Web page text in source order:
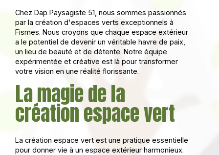
Chez Dap Paysagiste 51, nous sommes passionnés
par la création d'espaces verts exceptionnels à
Fismes. Nous croyons que chaque espace extérieur
a le potentiel de devenir un véritable havre de paix,
un lieu de beauté et de détente. Notre équipe
expérimentée et créative est là pour transformer
votre vision en une réalité florissante.
La magie de la
création espace vert
La création espace vert est une pratique essentielle
pour donner vie à un espace extérieur harmonieux.